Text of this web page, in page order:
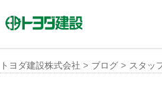
トヨダ建設株式会社
トヨダ建設株式会社 > ブログ > スタッ